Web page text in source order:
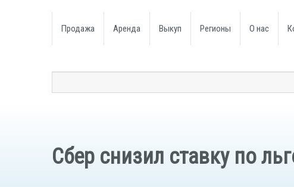
Продажа Аренда Выкуп Регионы О нас
Сбер снизил ставку по